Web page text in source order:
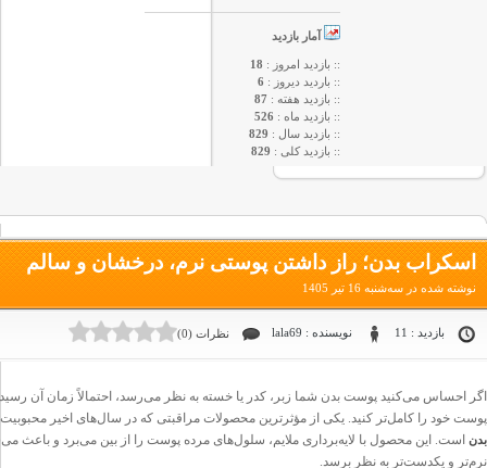
آمار بازدید
:: بازدید امروز : 18
:: باردید دیروز : 6
:: بازدید هفته :87
:: بازدید ماه : 526
:: بازدید سال : 829
:: بازدید کلی : 829
اسکراب بدن؛ راز داشتن پوستی نرم، درخشان و سالم
نوشته شده در سه‌شنبه 16 تیر 1405
بازدید : 11 نویسنده : lala69 نظرات (0)
اگر احساس می‌کنید پوست بدن شما زبر، کدر یا خسته به نظر می‌رسد، احتمالاً زمان آن
پوست خود را کامل‌تر کنید. یکی از مؤثرترین محصولات مراقبتی که در سال‌های اخیر محبوبیت
بدن است. این محصول با لایه‌برداری ملایم، سلول‌های مرده پوست را از بین می‌برد و باعث
نرم‌تر و یکدست‌تر به نظر برسد.